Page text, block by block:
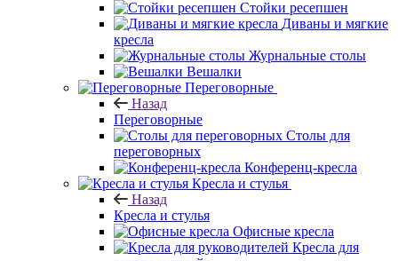
Стойки ресепшен
Диваны и мягкие
кресла
Журнальные столы
Вешалки
Переговорные
Назад
Переговорные
Столы для
переговорных
Конференц-кресла
Кресла и стулья
Назад
Кресла и стулья
Офисные кресла
Кресла для